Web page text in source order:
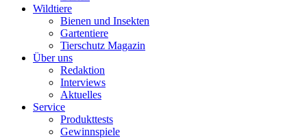
Wildtiere
Bienen und Insekten
Gartentiere
Tierschutz Magazin
Über uns
Redaktion
Interviews
Aktuelles
Service
Produkttests
Gewinnspiele